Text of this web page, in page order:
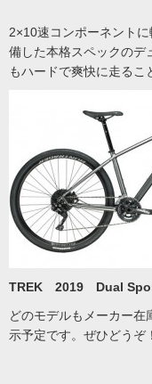
2×10速コンポーネント
備した本格スペックのデ
もハードで爽快に走るこ
TREK 2019 Dual
どのモデルもメーカー在
示予定です。ぜひどうぞ